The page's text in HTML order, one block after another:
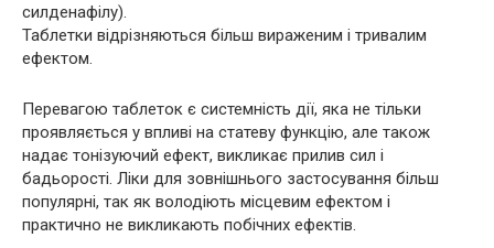
силденафілу).
Таблетки відрізняються більш вираженим і тривалим
ефектом.
Перевагою таблеток є системність дії, яка не тільки
проявляється у впливі на статеву функцію, але також
надає тонізуючий ефект, викликає прилив сил і
бадьорості. Ліки для зовнішнього застосування більш
популярні, так як володіють місцевим ефектом і
практично не викликають побічних ефектів.